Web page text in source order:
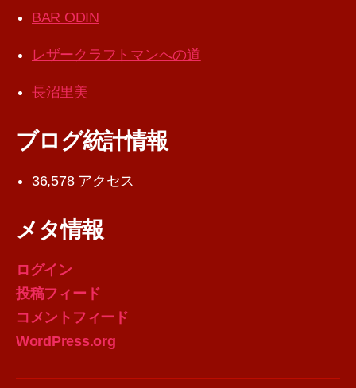
BAR ODIN
レザークラフトマンへの道
長沼里美
ブログ統計情報
36,578 アクセス
メタ情報
ログイン
投稿フィード
コメントフィード
WordPress.org